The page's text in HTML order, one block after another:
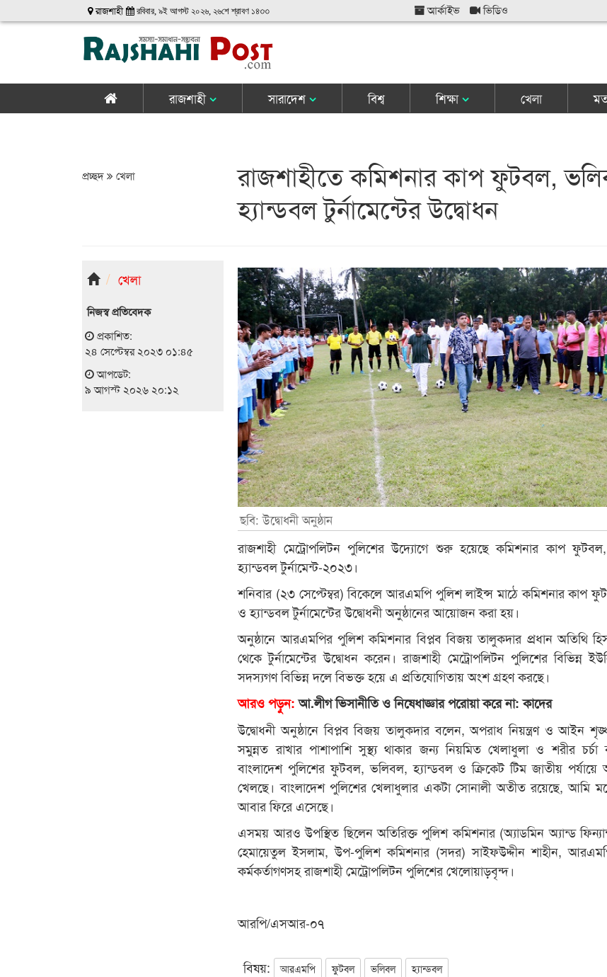
রাজশাহী রবিবার, ৯ই আগস্ট ২০২৬, ২৬শে শ্রাবণ ১৪৩৩ আর্কাইভ ভিডিও
রাজশাহী সারাদেশ বিশ্ব শিক্ষা খেলা
প্রচ্ছদ খেলা
রাজশাহীতে কমিশনার কাপ ফুটবল,
হ্যান্ডবল টুর্নামেন্টের উদ্বোধন
খেলা
নিজস্ব প্রতিবেদক
প্রকাশিত:
২৪ সেপ্টেম্বর ২০২৩ ০১:৪৫
আপডেট:
৯ আগস্ট ২০২৬ ২০:১২
ছবি: উদ্বোধনী অনুষ্ঠান
রাজশাহী মেট্রোপলিটন পুলিশের উদ্যোগে শুরু হয়েছে কমিশনার কাপ
হ্যান্ডবল টুর্নামেন্ট-২০২৩।
শনিবার (২৩ সেপ্টেম্বর) বিকেলে আরএমপি পুলিশ লাইন্স মাঠে কমিশনার কাপ
ও হ্যান্ডবল টুর্নামেন্টের উদ্বোধনী অনুষ্ঠানের আয়োজন করা হয়।
অনুষ্ঠানে আরএমপির পুলিশ কমিশনার বিপ্লব বিজয় তালুকদার প্রধান অতিথি
থেকে টুর্নামেন্টের উদ্বোধন করেন। রাজশাহী মেট্রোপলিটন পুলিশের বিভিন্ন
সদস্যগণ বিভিন্ন দলে বিভক্ত হয়ে এ প্রতিযোগিতায় অংশ গ্রহণ করছে।
আরও পড়ুন:আ.লীগ ভিসানীতি ও নিষেধাজ্ঞার পরোয়া করে না: কাদের
উদ্বোধনী অনুষ্ঠানে বিপ্লব বিজয় তালুকদার বলেন, অপরাধ নিয়ন্ত্রণ ও আইন
সমুন্নত রাখার পাশাপাশি সুস্থ্য থাকার জন্য নিয়মিত খেলাধুলা ও শরীর
বাংলাদেশ পুলিশের ফুটবল, ভলিবল, হ্যান্ডবল ও ক্রিকেট টিম জাতীয়
খেলছে। বাংলাদেশ পুলিশের খেলাধুলার একটা সোনালী অতীত রয়েছে, আমি
আবার ফিরে এসেছে।
এসময় আরও উপস্থিত ছিলেন অতিরিক্ত পুলিশ কমিশনার (অ্যাডমিন অ্যান্ড
হেমায়েতুল ইসলাম, উপ-পুলিশ কমিশনার (সদর) সাইফউদ্দীন শাহীন,
কর্মকর্তাগণসহ রাজশাহী মেট্রোপলিটন পুলিশের খেলোয়াড়বৃন্দ।
আরপি/এসআর-০৭
বিষয়: আরএমপি ফুটবল ভলিবল হ্যান্ডবল